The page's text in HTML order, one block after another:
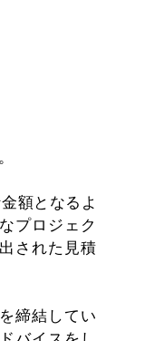
額となるよ
プロジェク
された見積
締結してい